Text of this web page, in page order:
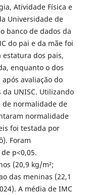
Atividade Física e
Universidade de
banco de dados da
do pai e da mãe foi
estatura dos pais,
enquanto o dos
avaliação do
UNISC. Utilizando
de normalidade de
normalidade
foi testada por
Foram
p<0,05.
(20,9 kg/m²;
das meninas (22,1
A média de IMC